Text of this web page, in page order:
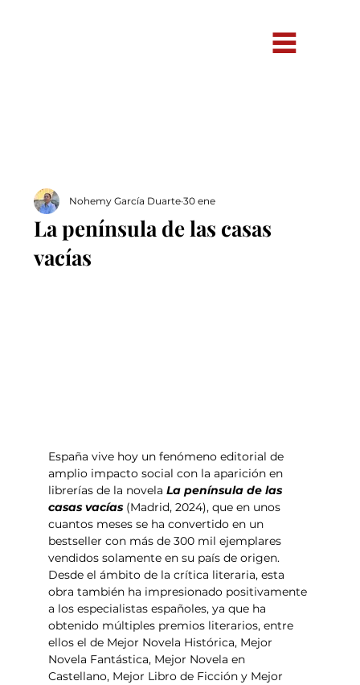
La península de las casas
vacías
Nohemy García Duarte 30 ene
España vive hoy un fenómeno editorial de
amplio impacto social con la aparición en
librerías de la novela La península de las
casas vacías (Madrid, 2024), que en unos
cuantos meses se ha convertido en un
bestseller con más de 300 mil ejemplares
vendidos solamente en su país de origen.
Desde el ámbito de la crítica literaria, esta
obra también ha impresionado positivamente
a los especialistas españoles, ya que ha
obtenido múltiples premios literarios, entre
ellos el de Mejor Novela Histórica, Mejor
Novela Fantástica, Mejor Novela en
Castellano, Mejor Libro de Ficción y Mejor